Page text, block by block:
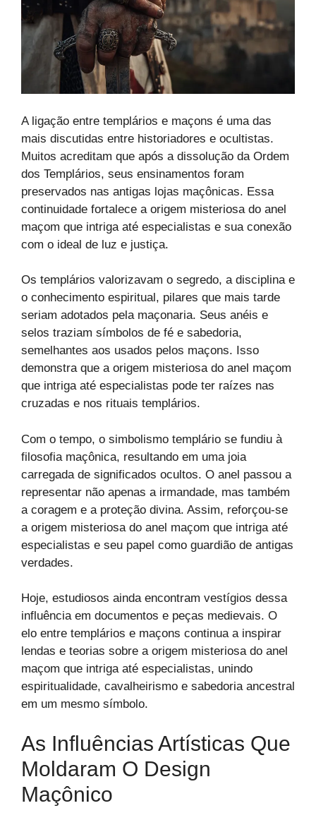
A ligação entre templários e maçons é uma das
mais discutidas entre historiadores e ocultistas.
Muitos acreditam que após a dissolução da Ordem
dos Templários, seus ensinamentos foram
preservados nas antigas lojas maçônicas. Essa
continuidade fortalece a origem misteriosa do anel
maçom que intriga até especialistas e sua conexão
com o ideal de luz e justiça.
Os templários valorizavam o segredo, a disciplina e
o conhecimento espiritual, pilares que mais tarde
seriam adotados pela maçonaria. Seus anéis e
selos traziam símbolos de fé e sabedoria,
semelhantes aos usados pelos maçons. Isso
demonstra que a origem misteriosa do anel maçom
que intriga até especialistas pode ter raízes nas
cruzadas e nos rituais templários.
Com o tempo, o simbolismo templário se fundiu à
filosofia maçônica, resultando em uma joia
carregada de significados ocultos. O anel passou a
representar não apenas a irmandade, mas também
a coragem e a proteção divina. Assim, reforçou-se
a origem misteriosa do anel maçom que intriga até
especialistas e seu papel como guardião de antigas
verdades.
Hoje, estudiosos ainda encontram vestígios dessa
influência em documentos e peças medievais. O
elo entre templários e maçons continua a inspirar
lendas e teorias sobre a origem misteriosa do anel
maçom que intriga até especialistas, unindo
espiritualidade, cavalheirismo e sabedoria ancestral
em um mesmo símbolo.
As Influências Artísticas Que
Moldaram O Design
Maçônico